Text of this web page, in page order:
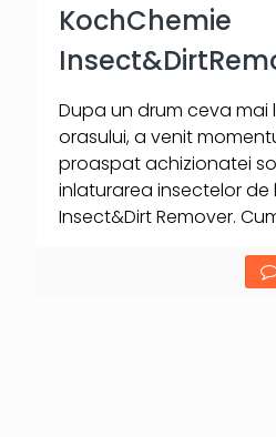
KochChemie
Dupa un drum ceva mai
orasului, a venit
proaspat achizionatei
inlaturarea insectelor de
Insect&Dirt Remover.